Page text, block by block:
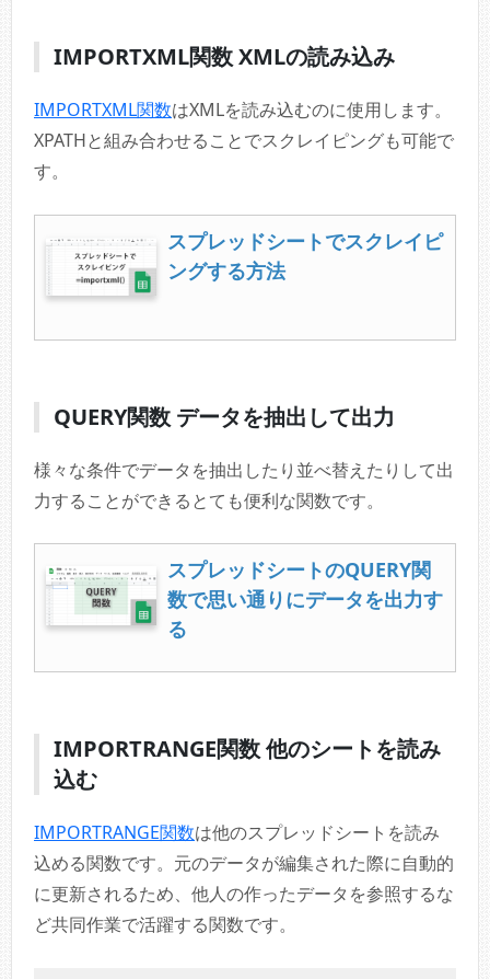
IMPORTXML関数 XMLの読み込み
IMPORTXML関数はXMLを読み込むのに使用します。
XPATHと組み合わせることでスクレイピングも可能で
す。
スプレッドシートでスクレイピ
ングする方法
QUERY関数 データを抽出して出力
様々な条件でデータを抽出したり並べ替えたりして出
力することができるとても便利な関数です。
スプレッドシートのQUERY関
数で思い通りにデータを出力す
る
IMPORTRANGE関数 他のシートを読み
込む
IMPORTRANGE関数は他のスプレッドシートを読み
込める関数です。元のデータが編集された際に自動的
に更新されるため、他人の作ったデータを参照するな
ど共同作業で活躍する関数です。